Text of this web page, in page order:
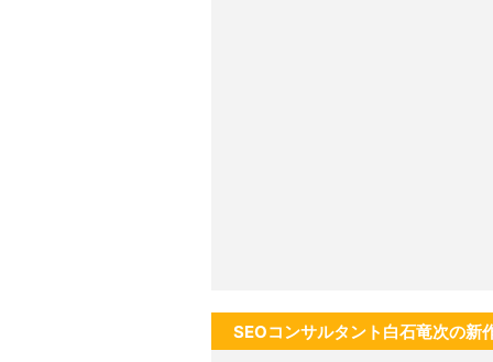
SEOコンサルタント白石竜次の新